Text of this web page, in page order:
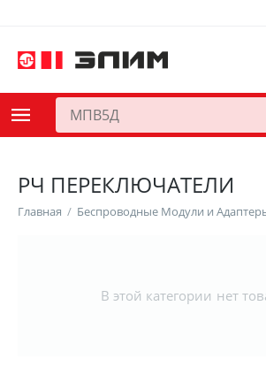
РЧ ПЕРЕКЛЮЧАТЕЛИ
Главная / Беспроводные Модули и
В этой категории нет